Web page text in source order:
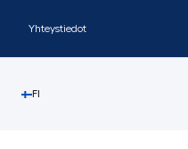
Yhteystiedot
FI